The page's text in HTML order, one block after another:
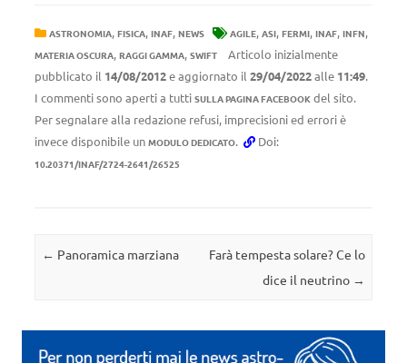
ASTRONOMIA, FISICA, INAF, NEWS AGILE, ASI, FERMI, INAF, INFN,
MATERIA OSCURA, RAGGI GAMMA, SWIFT
Articolo inizialmente
pubblicato il 14/08/2012e aggiornato il 29/04/2022alle 11:49.
I commenti sono aperti a tutti SULLA PAGINA FACEBOOK del sito.
Per segnalare alla redazione refusi, imprecisioni ed errori è
invece disponibile un MODULO DEDICATO. Doi:
10.20371/INAF/2724-2641/26525
Navigazione articolo
← Panoramica marziana
Farà tempesta solare? Ce lo
dice il neutrino →